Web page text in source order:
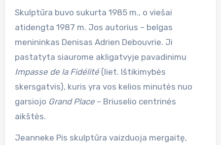
Skulptūra buvo sukurta 1985 m., o viešai
atidengta 1987 m. Jos autorius – belgas
menininkas Denisas Adrien Debouvrie. Ji
pastatyta siaurome akligatvyje pavadinimu
Impasse de la Fidélité(liet. Ištikimybės
skersgatvis), kuris yra vos kelios minutės nuo
garsiojo Grand Place– Briuselio centrinės
aikštės.
Jeanneke Pis skulptūra vaizduoja mergaitę,